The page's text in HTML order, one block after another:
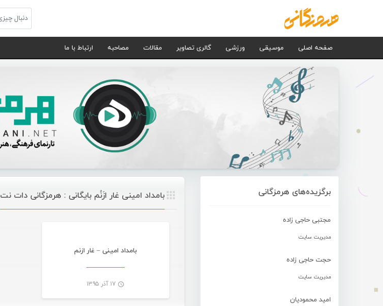
صفحه اصلی موسیقی ورزشی گالری تصاویر مقالات مصاحبه ارتباط با ما
برگزیده‌های هرمزگانی
مجتبی حاجی زاده
مدیریت سایت
حجت حاجی زاده
مدیریت سایت
امید محمودیان
بامداد امینی غار ازَنُم بایگانی : هرمزگانی دات نت
بامداد امینی – غار ازنم
۱۷ آذر ۱۳۹۵